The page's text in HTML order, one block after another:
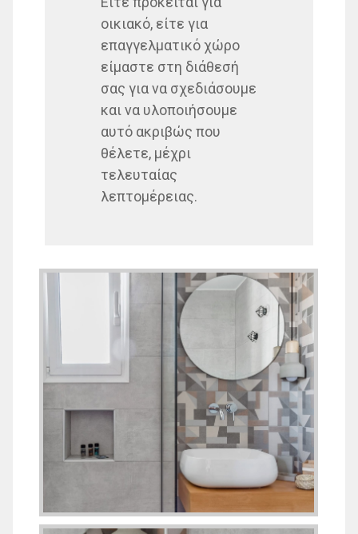
οικιακό, είτε για
επαγγελματικό χώρο
είμαστε στη διάθεσή
σας για να σχεδιάσουμε
και να υλοποιήσουμε
αυτό ακριβώς που
θέλετε, μέχρι
τελευταίας
λεπτομέρειας.